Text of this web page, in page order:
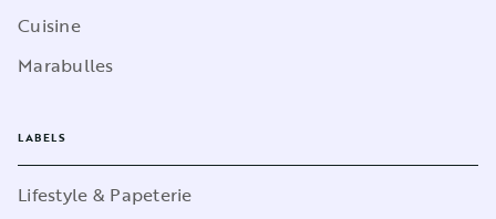
Cuisine
Marabulles
LABELS
Lifestyle & Papeterie